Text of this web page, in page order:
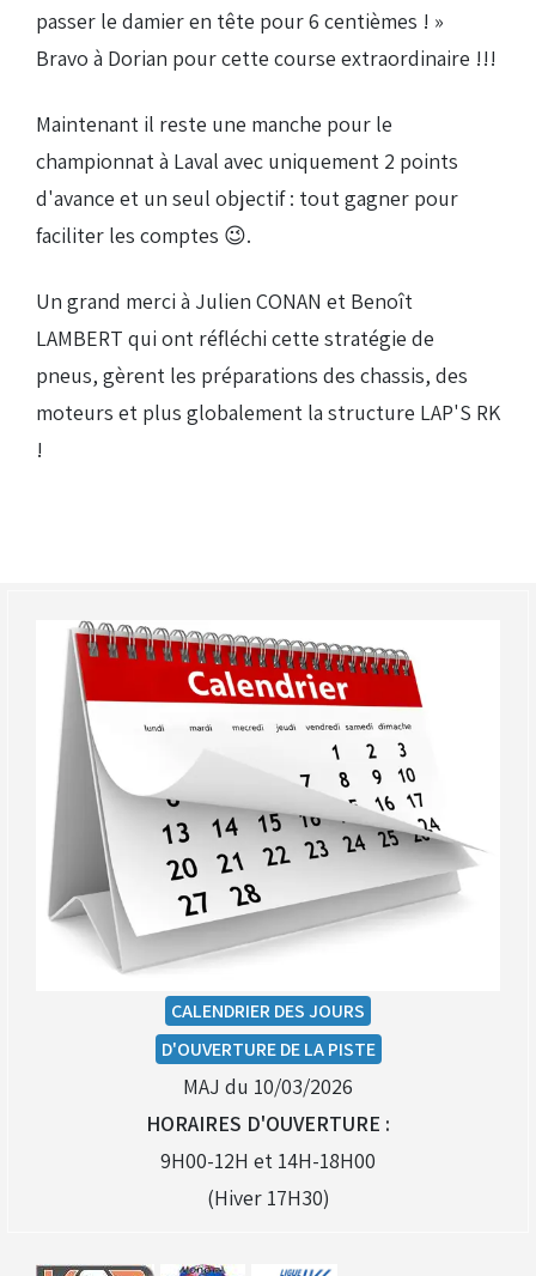
CALENDRIER DES JOURS
D'OUVERTURE DE LA PISTE
MAJ du 10/03/2026
HORAIRES D'OUVERTURE :
9H00-12H et 14H-18H00
(Hiver 17H30)
passer le damier en tête pour 6 centièmes ! »
Bravo à Dorian pour cette course extraordinaire !!!
Maintenant il reste une manche pour le
championnat à Laval avec uniquement 2 points
d'avance et un seul objectif : tout gagner pour
faciliter les comptes 😉.
Un grand merci à Julien CONAN et Benoît
LAMBERT qui ont réfléchi cette stratégie de
pneus, gèrent les préparations des chassis, des
moteurs et plus globalement la structure LAP'S RK
!